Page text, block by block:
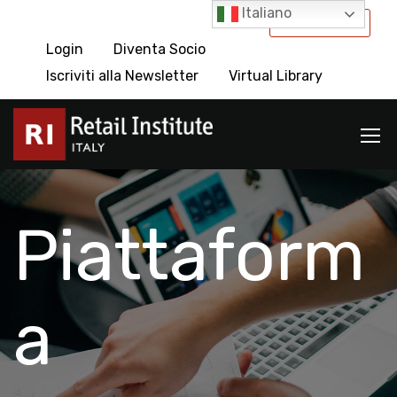
International
Login
Diventa Socio
Iscriviti alla Newsletter
Virtual Library
Piattaform
a
Italiano